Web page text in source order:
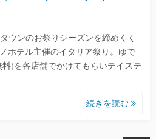
ウンのお祭りシーズンを締めくく
ホテル主催のイタリア祭り。ゆで
)を各店舗でかけてもらいテイステ
続きを読む